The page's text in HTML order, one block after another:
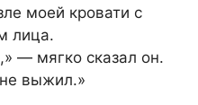
моей кровати с
лица.
— мягко сказал он.
выжил.»